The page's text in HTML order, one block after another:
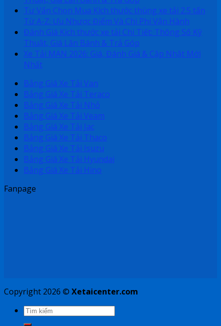
Tư Vấn Chọn Mua Kích thước thùng xe tải 2.5 tấn
Từ A-Z: Ưu Nhược Điểm Và Chi Phí Vận Hành
Đánh Giá Kích thước xe tải Chi Tiết: Thông Số Kỹ
Thuật, Giá Lăn Bánh & Trả Góp
Xe Tải MAN 2026: Giá, Đánh Giá & Cập Nhật Mới
Nhất
Bảng Giá Xe Tải Van
Bảng Giá Xe Tải Teraco
Bảng Giá Xe Tải Nhỏ
Bảng Giá Xe Tải Veam
Bảng Giá Xe Tải Jac
Bảng Giá Xe Tải Thaco
Bảng Giá Xe Tải Isuzu
Bảng Giá Xe Tải Hyundai
Bảng Giá Xe Tải Hino
Fanpage
Copyright 2026 © Xetaicenter.com